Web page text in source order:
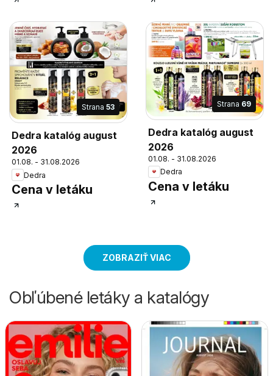
Strana 53
Dedra katalóg august
2026
01.08. - 31.08.2026
Dedra
Cena v letáku
Strana 69
Dedra katalóg august
2026
01.08. - 31.08.2026
Dedra
Cena v letáku
ZOBRAZIŤ VIAC
Obľúbené letáky a katalógy